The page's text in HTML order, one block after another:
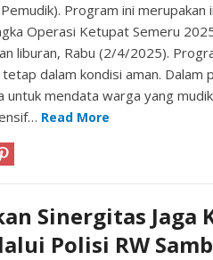
Program ini merupakan
Operasi Ketupat Semeru
liburan, Rabu (2/4/2025).
dalam kondisi aman.
untuk mendata warga yang
Read More
Sinergitas Jaga
Polisi RW